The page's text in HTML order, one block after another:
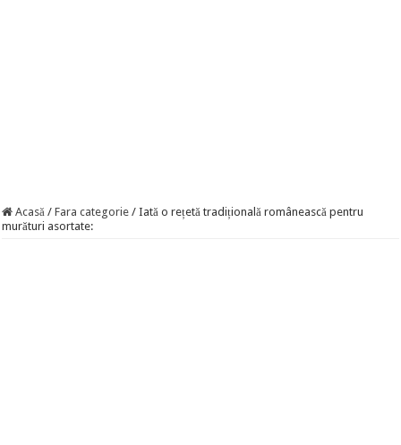
Acasă / Fara categorie / Iată o rețetă tradițională românească pentru
murături asortate: